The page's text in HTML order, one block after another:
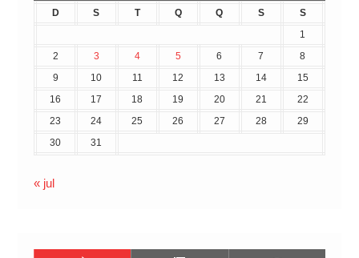
D S T Q Q S
S
1
2
3 4 5 6 7
8
9
10 11 12 13 14
15
16
17 18 19 20 21
22
23
24 25 26 27 28
29
30
31
« jul